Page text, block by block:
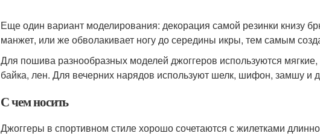
Еще один вариант моделирования: декорация самой резинки книзу
манжет, или же обволакивает ногу до середины икры, тем самым
Для пошива разнообразных моделей джоггеров используются
байка, лен. Для вечерних нарядов используют шелк, шифон, замшу и
С чем носить
Джоггеры в спортивном стиле хорошо сочетаются с жилетками